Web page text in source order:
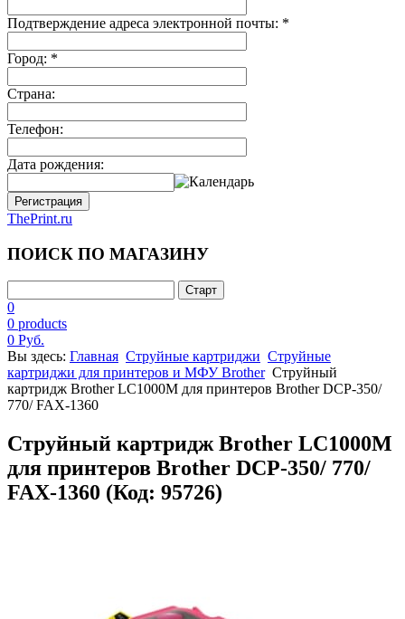
Подтверждение адреса электронной почты: *
Город: *
Страна:
Телефон:
Дата рождения:
Регистрация
ThePrint.ru
ПОИСК ПО МАГАЗИНУ
0
0 products
0 Руб.
Вы здесь: Главная Струйные картриджи Струйные
картриджи для принтеров и МФУ Brother Струйный
картридж Brother LC1000M для принтеров Brother DCP-350/
770/ FAX-1360
Струйный картридж Brother LC1000M
для принтеров Brother DCP-350/ 770/
FAX-1360 (Код: 95726)